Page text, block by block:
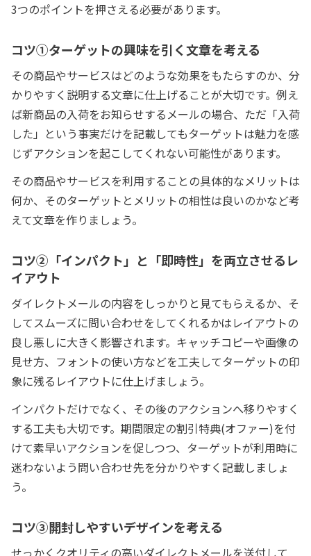
3つのポイントを押さえる必要があります。
コツ①ターゲットの興味を引く文章を考える
その商品やサービスはどのような効果をもたらすのか、分
かりやすく説明する文章に仕上げることが大切です。例え
ば新商品の入荷をお知らせするメールの場合、ただ「入荷
した」という事実だけを記載してもターゲットは魅力を感
じずアクションを起こしてくれない可能性があります。
その商品やサービスを利用することの具体的なメリットは
何か、そのターゲットとメリットの相性は良いのかなど考
えて文章を作りましょう。
コツ②「インパクト」と「即時性」を両立させるレ
イアウト
ダイレクトメールの内容をしっかりと見てもらえるか、そ
してスムーズに問い合わせをしてくれるかはレイアウトの
良し悪しに大きく影響されます。キャッチコピーや画像の
見せ方、フォントの使い方などを工夫してターゲットの印
象に残るレイアウトに仕上げましょう。
インパクトだけでなく、その後のアクションへ移りやすく
する工夫も大切です。期間限定の割引特典(オファー)を付
けて素早いアクションを促しつつ、ターゲットが利用時に
迷わないよう問い合わせ先を分かりやすく記載しましょ
う。
コツ③開封しやすいデザインを考える